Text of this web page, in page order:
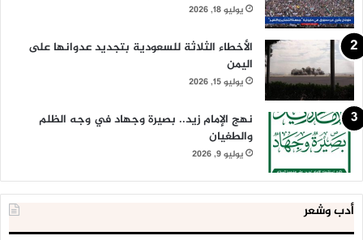
مُصابهُمُ افتخارٌ ، وارتقاءُ
مُصابُ عدوهم رغماُ عليهِ
مُصابهُمُ اختيارُ ، وابتِغاءُ
إذا حَمَت الجراحُ مصيرَ شعبٍ
وذادت عنهُ ، فالجُرحُ اصطِفاءُ
يوليو 18, 2026
الأخطاء الثلاثة للسعودية بتجديد عدوانها على
اليمن
يوليو 15, 2026
نهج الإمام زيد.. بصيرة وجهاد في وجه الظلم
والطغيان
يوليو 9, 2026
أدب وشعر